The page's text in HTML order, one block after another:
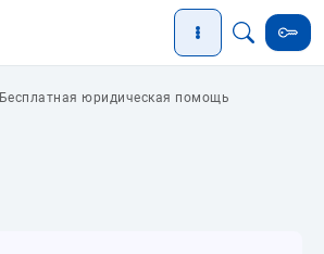
Бесплатная юридическая помощь